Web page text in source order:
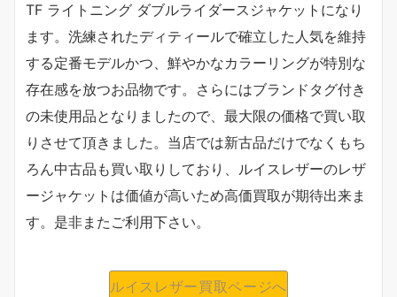
TF ライトニング ダブルライダースジャケットになり
ます。洗練されたディティールで確立した人気を維持
する定番モデルかつ、鮮やかなカラーリングが特別な
存在感を放つお品物です。さらにはブランドタグ付き
の未使用品となりましたので、最大限の価格で買い取
りさせて頂きました。当店では新古品だけでなくもち
ろん中古品も買い取りしており、ルイスレザーのレザ
ージャケットは価値が高いため高価買取が期待出来ま
す。是非またご利用下さい。
ルイスレザー買取ページへ